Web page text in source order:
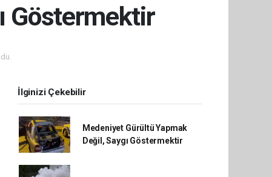
Göstermektir
İlginizi Çekebilir
Medeniyet Gürültü Yapmak
Değil, Saygı Göstermektir